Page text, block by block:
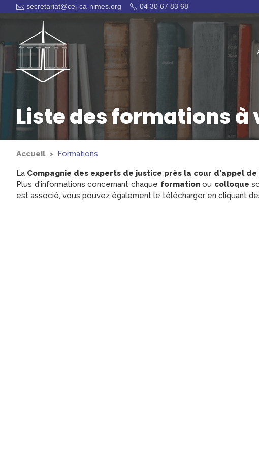
secretariat@cej-ca-nimes.org 04 30 67 83 68
Liste des formations à
Accueil Formations
La Compagnie des experts de justice près la cour d'appel de
Plus d'informations concernant chaque formationou colloque
est associé, vous pouvez également le télécharger en cliquant